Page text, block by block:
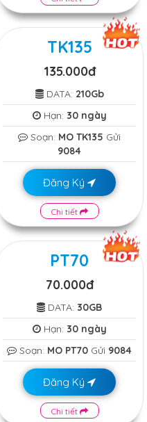
TK135
135.000đ
DATA: 210Gb
Hạn: 30 ngày
Soạn: MO TK135 Gửi
9084
Đăng Ký
Chi tiết
PT70
70.000đ
DATA: 30GB
Hạn: 30 ngày
Soạn: MO PT70 Gửi 9084
Đăng Ký
Chi tiết